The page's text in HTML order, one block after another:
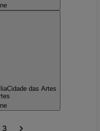
Cidade das Artes
3